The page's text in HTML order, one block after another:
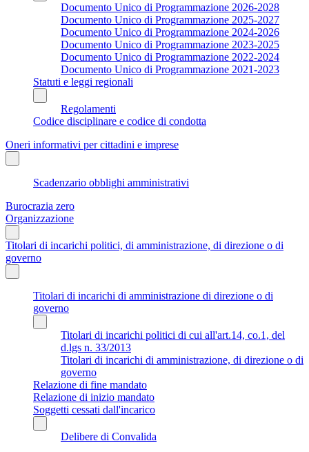
Documento Unico di Programmazione 2026-2028
Documento Unico di Programmazione 2025-2027
Documento Unico di Programmazione 2024-2026
Documento Unico di Programmazione 2023-2025
Documento Unico di Programmazione 2022-2024
Documento Unico di Programmazione 2021-2023
Statuti e leggi regionali
Regolamenti
Codice disciplinare e codice di condotta
Oneri informativi per cittadini e imprese
Scadenzario obblighi amministrativi
Burocrazia zero
Organizzazione
Titolari di incarichi politici, di amministrazione, di direzione o di
governo
Titolari di incarichi di amministrazione di direzione o di
governo
Titolari di incarichi politici di cui all'art.14, co.1, del
d.lgs n. 33/2013
Titolari di incarichi di amministrazione, di direzione o di
governo
Relazione di fine mandato
Relazione di inizio mandato
Soggetti cessati dall'incarico
Delibere di Convalida